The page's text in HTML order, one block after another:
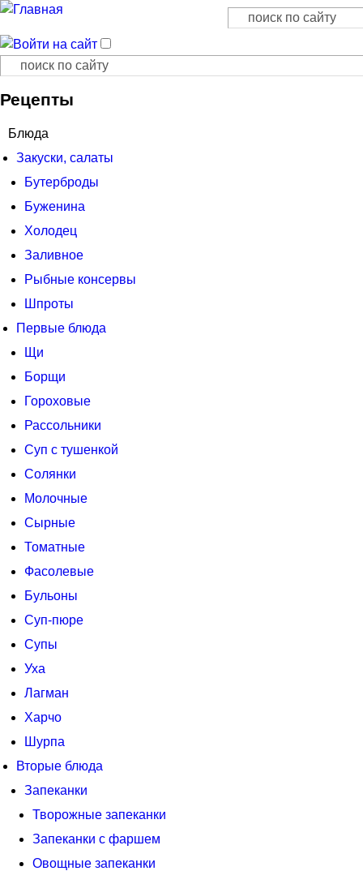
Форма поиска
Поиск
Форма поиска
Поиск
Рецепты
Блюда
Закуски, салаты
Бутерброды
Буженина
Холодец
Заливное
Рыбные консервы
Шпроты
Первые блюда
Щи
Борщи
Гороховые
Рассольники
Суп с тушенкой
Солянки
Молочные
Сырные
Томатные
Фасолевые
Бульоны
Суп-пюре
Супы
Уха
Лагман
Харчо
Шурпа
Вторые блюда
Запеканки
Творожные запеканки
Запеканки с фаршем
Овощные запеканки